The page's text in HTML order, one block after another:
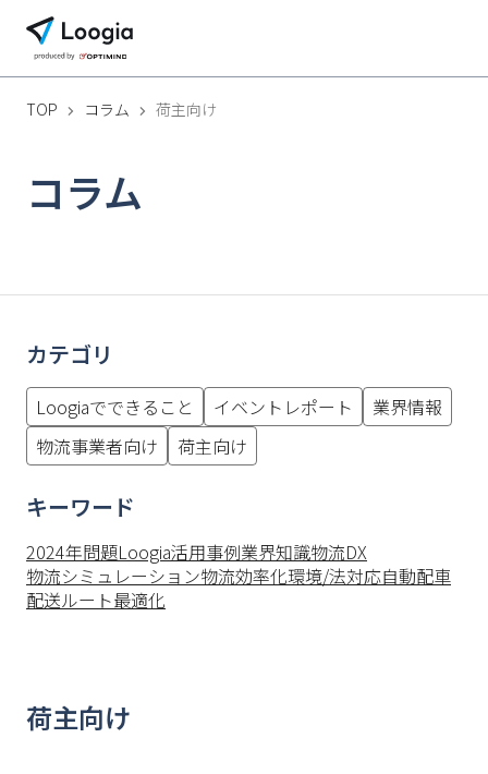
TOP コラム 荷主向け
コラム
カテゴリ
Loogiaでできること イベントレポート
業界情報
物流事業者向け
荷主向け
キーワード
2024年問題Loogia活用事例業界知識物流DX
物流シミュレーション物流効率化環境/法対応自動配車
配送ルート最適化
荷主向け